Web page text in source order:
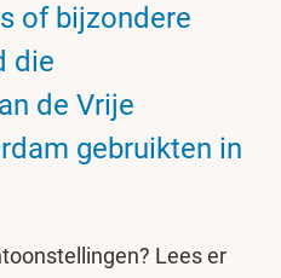
of bijzondere
die
de Vrije
gebruikten in
Lees er